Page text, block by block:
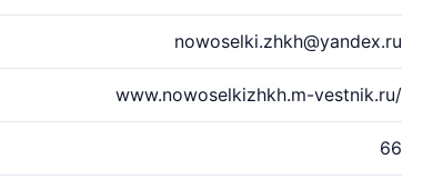
nowoselki.zhkh@yandex.ru
www.nowoselkizhkh.m-vestnik.ru/
66